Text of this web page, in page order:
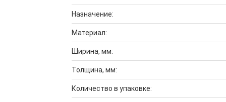
Назначение:
Материал:
Ширина, мм:
Толщина, мм:
Количество в упаковке: